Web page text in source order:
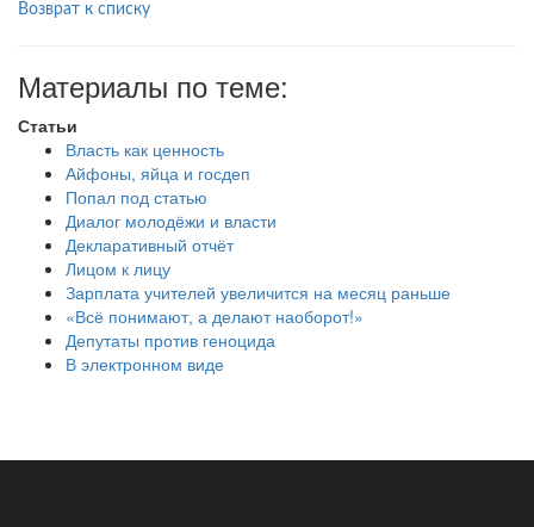
Возврат к списку
Материалы по теме:
Статьи
Власть как ценность
Айфоны, яйца и госдеп
Попал под статью
Диалог молодёжи и власти
Декларативный отчёт
Лицом к лицу
Зарплата учителей увеличится на месяц раньше
«Всё понимают, а делают наоборот!»
Депутаты против геноцида
В электронном виде